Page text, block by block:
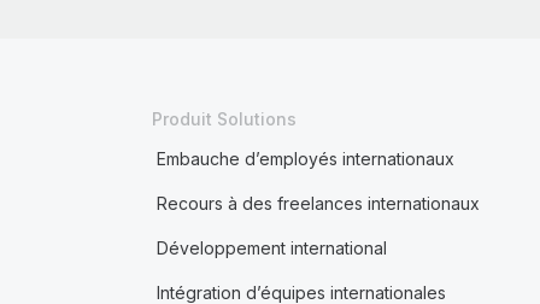
Produit Solutions
Embauche d’employés internationaux
Recours à des freelances internationaux
Développement international
Intégration d’équipes internationales